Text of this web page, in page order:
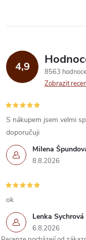
4,9
8563
Zobrazit
Milena
8.8.2026
S nákupem jsem velmi
doporučuji
Lenka Sychrová
6.8.2026
ok